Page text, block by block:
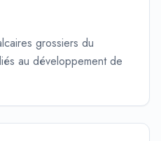
grossiers du
au développement de